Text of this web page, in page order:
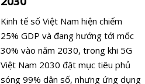
cơ sở đề nghị cấp thêm tài nguyên.
Kinh tế số Việt Nam hiện chiếm
25% GDP và đang hướng tới mốc
30% vào năm 2030, trong khi 5G
Việt Nam 2030 đặt mục tiêu phủ
sóng 99% dân số, nhưng ứng dụng